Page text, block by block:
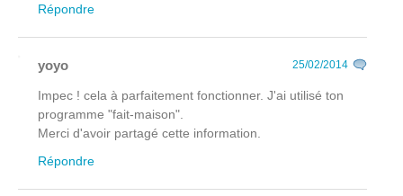
Répondre
yoyo 25/02/2014
Impec ! cela à parfaitement fonctionner. J'ai utilisé ton
programme "fait-maison".
Merci d'avoir partagé cette information.
Répondre